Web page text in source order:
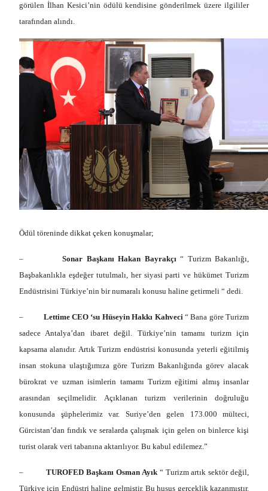
görülen İlhan Kesici’nin ödülü kendisine gönderilmek üzere ilgililer
tarafından alındı.
Ödül töreninde dikkat çeken konuşmalar;
– Sonar Başkanı Hakan Bayrakçı “ Turizm Bakanlığı,
Başbakanlıkla eşdeğer tutulmalı, her siyasi parti ve hükümet Turizm
Endüstrisini Türkiye’nin bir numaralı konusu haline getirmeli “ dedi.
– Lettime CEO ‘su Hüseyin Hakkı Kahveci“ Bana göre Turizm
sadece Antalya’dan ibaret değil. Türkiye’nin tamamı turizm için
kapsama alanıdır. Artık Turizm endüstrisi konusunda yeterli eğitilmiş
insan stokuna ulaştığımıza göre Turizm Bakanlığında görev alacak
bürokrat ve uzman isimlerin tamamı Turizm eğitimi almış insanlar
arasından seçilmelidir. Açıklanan turizm verilerinin doğruluğu
konusunda şüphelerimiz var. Suriye’den gelen 173.000 mülteci,
Gürcistan’dan fındık ve seralarda çalışmak için gelen on binlerce kişi
turist olarak veri tabanına aktarılıyor. Bu kabul edilemez.”
–TUROFED Başkanı Osman Ayık“ Turizm artık sektör değil,
Türkiye için Endüstri haline gelmiştir. Bu husus gerçeklik kazanmıştır.